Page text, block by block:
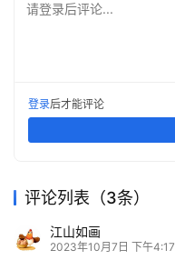
请登录后评论...
登录后才能评论
评论列表（3条）
江山如画
2023年10月7日 下午4:17